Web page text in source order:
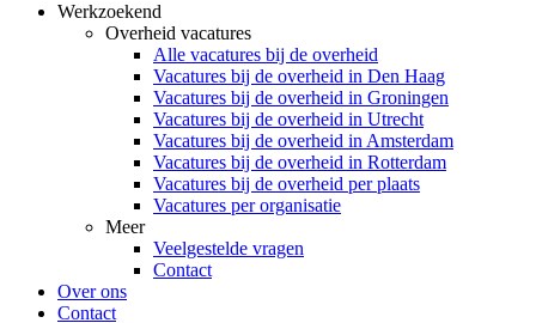
Werkzoekend
Overheid vacatures
Alle vacatures bij de overheid
Vacatures bij de overheid in Den Haag
Vacatures bij de overheid in Groningen
Vacatures bij de overheid in Utrecht
Vacatures bij de overheid in Amsterdam
Vacatures bij de overheid in Rotterdam
Vacatures bij de overheid per plaats
Vacatures per organisatie
Meer
Veelgestelde vragen
Contact
Over ons
Contact